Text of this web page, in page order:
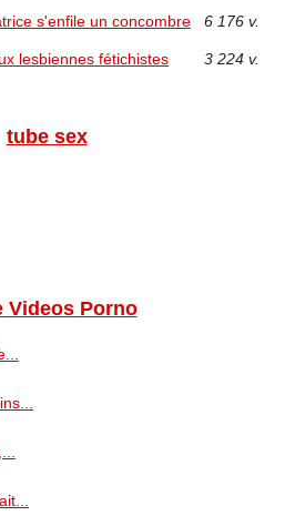
s'enfile un concombre 6 176 v.
lesbiennes fétichistes 3 224 v.
tube sex
Videos Porno